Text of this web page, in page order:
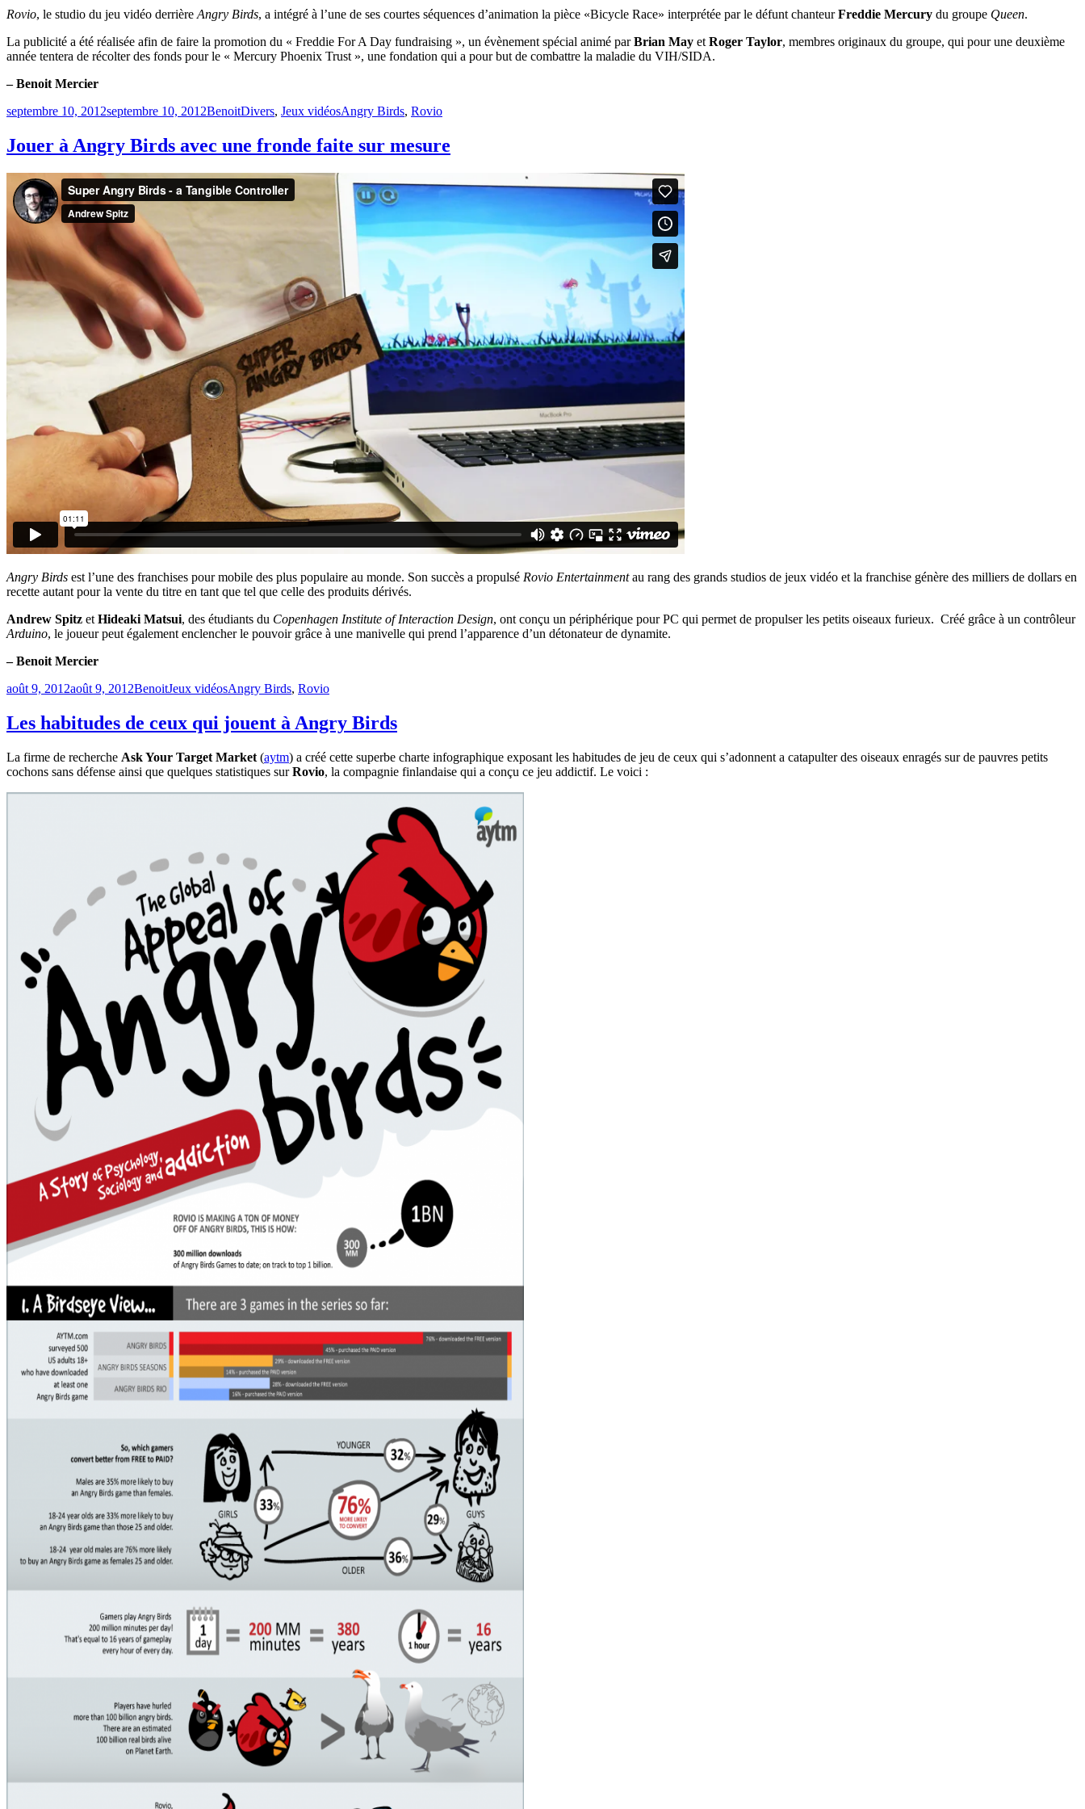
Rovio, le studio du jeu vidéo derrière Angry Birds, a intégré à l’une de ses courtes séquences d’animation la pièce «Bicycle Race» interprétée par le défunt chanteurFreddie Mercury du groupe Queen.
La publicité a été réalisée afin de faire la promotion du « Freddie For A Day fundraising », un évènement spécial animé parBrian May et Roger Taylor, membres originaux du groupe, qui pour une deuxième
année tentera de récolter des fonds pour le « Mercury Phoenix Trust », une fondation qui a pour but de combattre la maladie du VIH/SIDA.
– Benoit Mercier
Publié
septembre 10, 2012septembre 10, 2012BenoitCatégories
Divers, Jeux vidéosÉtiquettes
Angry Birds, Rovio
Jouer à Angry Birds avec une fronde faite sur mesure
Angry Birds est l’une des franchises pour mobile des plus populaire au monde. Son succès a propulsé Rovio Entertainmentau rang des grands studios de jeux vidéo et la franchise génère des milliers de dollars en
recette autant pour la vente du titre en tant que tel que celle des produits dérivés.
Andrew Spitz etHideaki Matsui, des étudiants du Copenhagen Institute of Interaction Design, ont conçu un périphérique pour PC qui permet de propulser les petits oiseaux furieux. Créé grâce à un contrôleur
Arduino, le joueur peut également enclencher le pouvoir grâce à une manivelle qui prend l’apparence d’un détonateur de dynamite.
– Benoit Mercier
Publié
août 9, 2012août 9, 2012BenoitCatégories
Jeux vidéosÉtiquettes
Angry Birds, Rovio
Les habitudes de ceux qui jouent à Angry Birds
La firme de recherche Ask Your Target Market (aytm) a créé cette superbe charte infographique exposant les habitudes de jeu de ceux qui s’adonnent a catapulter des oiseaux enragés sur de pauvres petits
cochons sans défense ainsi que quelques statistiques surRovio, la compagnie finlandaise qui a conçu ce jeu addictif. Le voici :